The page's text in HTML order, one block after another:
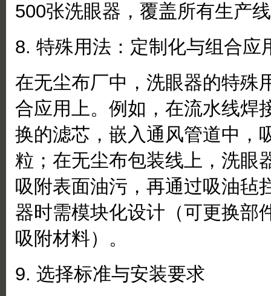
500张洗眼器，覆盖所有生产
8. 特殊用法：定制化与组合应
在无尘布厂中，洗眼器的特殊
合应用上。例如，在流水线焊
换的滤芯，嵌入通风管道中，
粒；在无尘布包装线上，洗眼
吸附表面油污，再通过吸油毡
器时需模块化设计（可更换部
吸附材料）。
9. 选择标准与安装要求